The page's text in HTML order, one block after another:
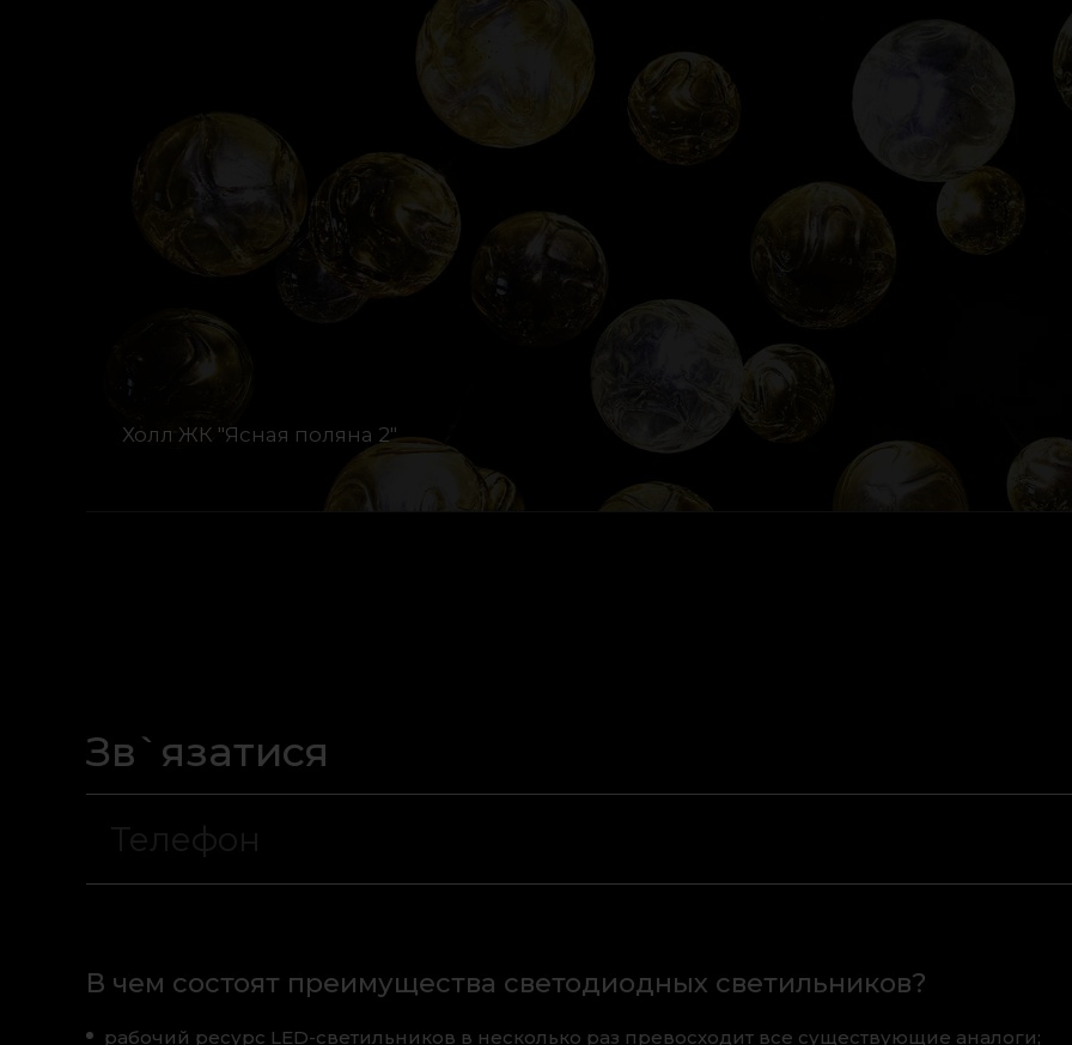
Холл ЖК "Ясная поляна 2"
Зв`язатися
В чем состоят преимущества светодиодных светильников?
рабочий ресурс LED-светильников в несколько раз превосходит все существующие аналоги;